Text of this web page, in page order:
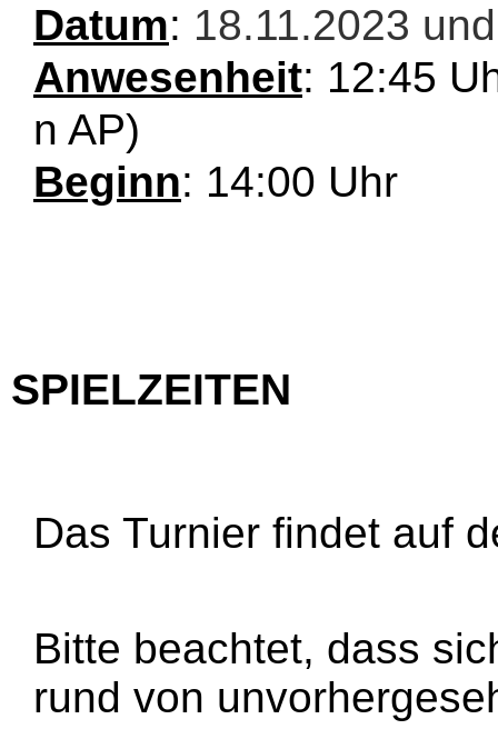
Datum: 18.11.2023
Anwesenheit: 12:45
n AP)
Beginn: 14:00 Uhr
SPIELZEITEN
Das Turnier findet auf
Bitte beachtet, dass
rund von